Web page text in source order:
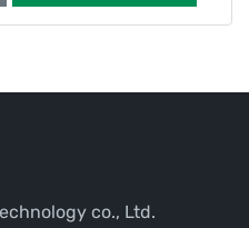
co., Ltd.